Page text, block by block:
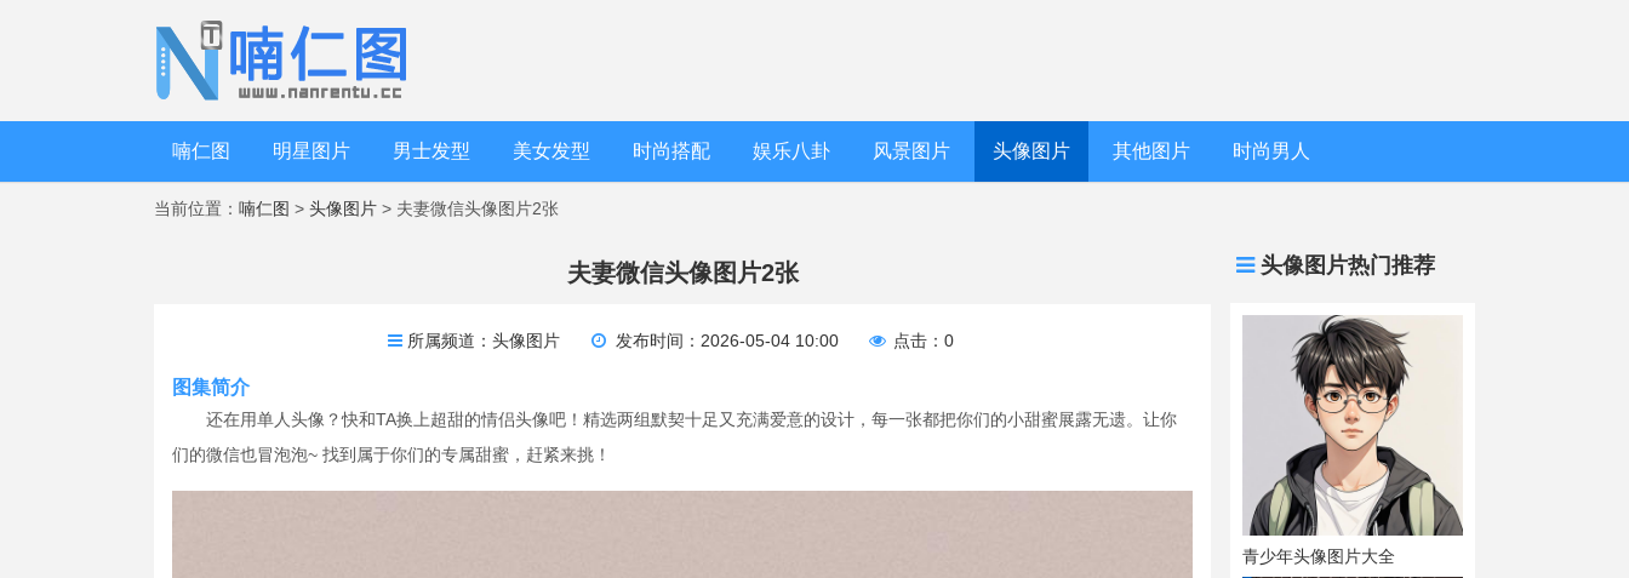
喃仁图 明星图片 男士发型 美女发型 时尚搭配 娱乐八卦 风景图片 头像图片 其他图片 时尚男人
当前位置： 喃仁图 > 头像图片 > 夫妻微信头像图片2张
头像图片热门推荐
青少年头像图片大全
夫妻微信头像图片2张
所属频道：头像图片 发布时间：2026-05-04 10:00 点击：0
图集简介
还在用单人头像？快和TA换上超甜的情侣头像吧！精选两组默契十足又充满爱意的设计，每一张都把你们的小甜蜜展露无遗。让你
们的微信也冒泡泡~ 找到属于你们的专属甜蜜，赶紧来挑！